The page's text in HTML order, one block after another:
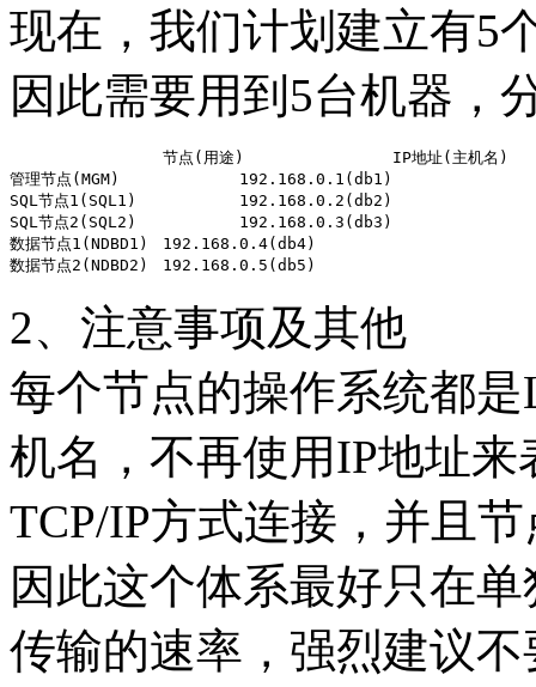
现在，我们计划建立有5
因此需要用到5台机器，
管理节点(MGM)		192.168.0.1(db1)
SQL节点1(SQL1)		192.168.0.2(db2)
SQL节点2(SQL2)		192.168.0.3(db3)
数据节点1(NDBD1)	192.168.0.4(db4)
2、注意事项及其他
每个节点的操作系统都
机名，不再使用IP地址来
TCP/IP方式连接，并且
因此这个体系最好只在
传输的速率，强烈建议